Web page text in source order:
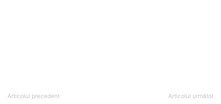
Articolul precedent Articolul următor